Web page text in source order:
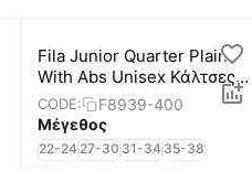
Fila Junior Quarter Plain
With Abs Unisex Κάλτσες 2
Ζεύγη
CODE:
F8939-400
Μέγεθος
22-24 27-30 31-34 35-38